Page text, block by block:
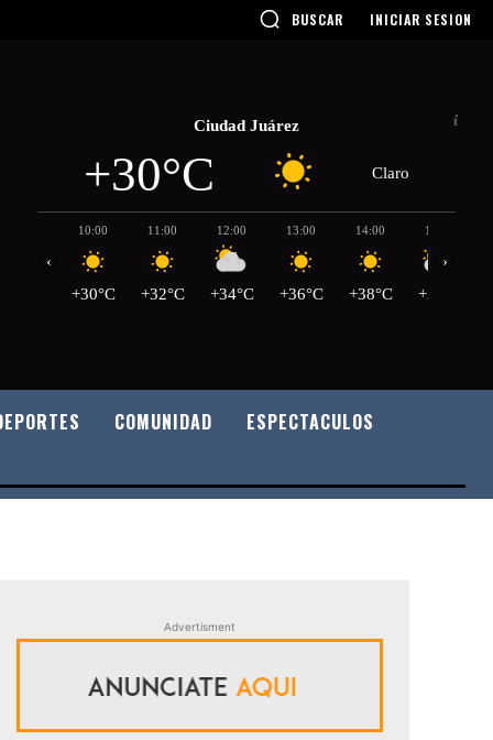
BUSCAR INICIAR SESION
Ciudad Juárez
+30°C Claro
10:00
+30°C
11:00
+32°C
12:00
+34°C
13:00
+36°C
14:00
+38°C
15:00
+39°C
‹ ›
COMUNIDAD
ESPECTACULOS
Advertisment